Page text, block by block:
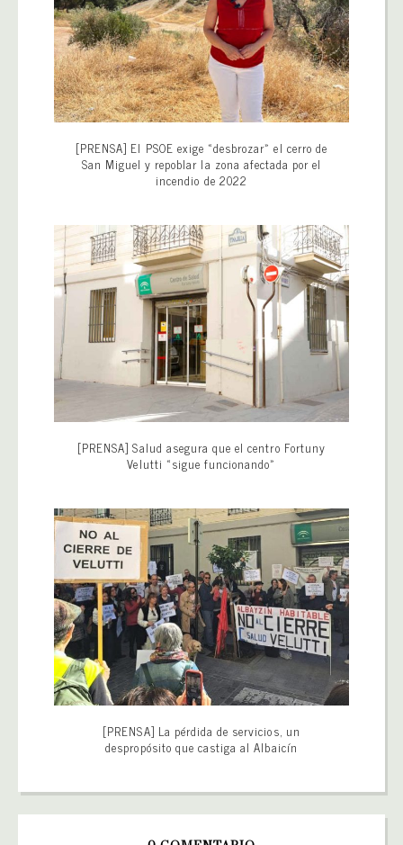
[PRENSA] El PSOE exige «desbrozar» el cerro de
San Miguel y repoblar la zona afectada por el
incendio de 2022
[PRENSA] Salud asegura que el centro Fortuny
Velutti «sigue funcionando»
[PRENSA] La pérdida de servicios, un
despropósito que castiga al Albaicín